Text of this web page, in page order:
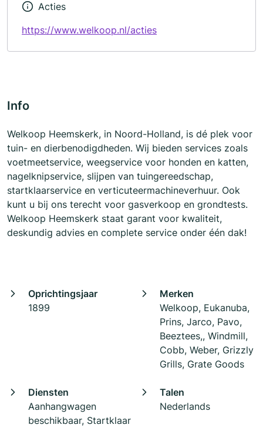
Acties
https://www.welkoop.nl/acties
Info
Welkoop Heemskerk, in Noord-Holland, is dé plek voor
tuin- en dierbenodigdheden. Wij bieden services zoals
voetmeetservice, weegservice voor honden en katten,
nagelknipservice, slijpen van tuingereedschap,
startklaarservice en verticuteermachineverhuur. Ook
kunt u bij ons terecht voor gasverkoop en grondtests.
Welkoop Heemskerk staat garant voor kwaliteit,
deskundig advies en complete service onder één dak!
Oprichtingsjaar
1899
Merken
Welkoop, Eukanuba,
Prins, Jarco, Pavo,
Beeztees,, Windmill,
Cobb, Weber, Grizzly
Grills, Grate Goods
Diensten
Aanhangwagen
beschikbaar, Startklaar
Talen
Nederlands